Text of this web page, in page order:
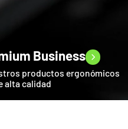
Business
productos ergonómicos
alta calidad